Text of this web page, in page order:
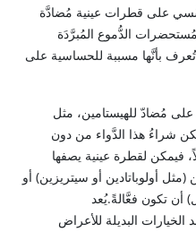
على قطرات عينية مُضادَّة
الدُّموع المُبرَّدَة
تُعرف بأنَّها مسببة للحساسية على
على مُضادّ للهيستامين، مثل
شراءُ هذا الدَّواء من دون
فيمكن لقطرة عينية يصفها
أولوباتادين أو سيتريزين) أو
أن تكون فعَّالةً.يُعد
البديلة للأعراض